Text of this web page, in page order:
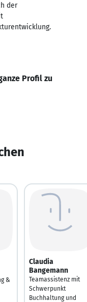
der
Profil zu
&
Claudia
Bangemann
Teamassistenz mit
Schwerpunkt
Buchhaltung und